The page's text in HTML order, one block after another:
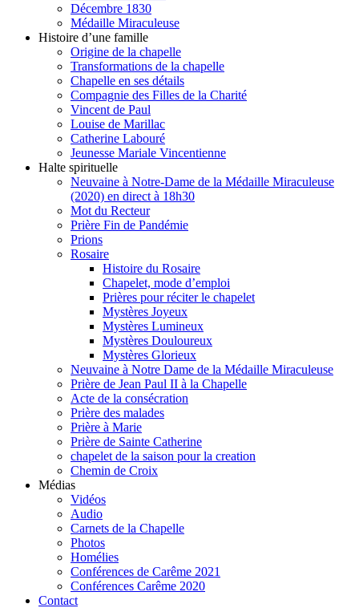
Décembre 1830
Médaille Miraculeuse
Histoire d’une famille
Origine de la chapelle
Transformations de la chapelle
Chapelle en ses détails
Compagnie des Filles de la Charité
Vincent de Paul
Louise de Marillac
Catherine Labouré
Jeunesse Mariale Vincentienne
Halte spirituelle
Neuvaine à Notre-Dame de la Médaille Miraculeuse
(2020) en direct à 18h30
Mot du Recteur
Prière Fin de Pandémie
Prions
Rosaire
Histoire du Rosaire
Chapelet, mode d’emploi
Prières pour réciter le chapelet
Mystères Joyeux
Mystères Lumineux
Mystères Douloureux
Mystères Glorieux
Neuvaine à Notre Dame de la Médaille Miraculeuse
Prière de Jean Paul II à la Chapelle
Acte de la consécration
Prière des malades
Prière à Marie
Prière de Sainte Catherine
chapelet de la saison pour la creation
Chemin de Croix
Médias
Vidéos
Audio
Carnets de la Chapelle
Photos
Homélies
Conférences de Carême 2021
Conférences Carême 2020
Contact